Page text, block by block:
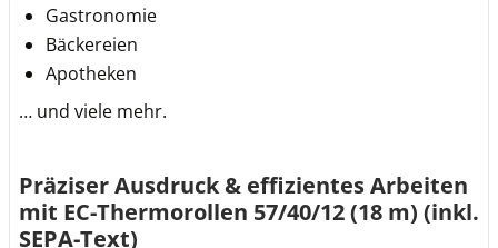
Gastronomie
Bäckereien
Apotheken
… und viele mehr.
Präziser Ausdruck & effizientes Arbeiten
mit EC-Thermorollen 57/40/12 (18 m) (inkl.
SEPA-Text)